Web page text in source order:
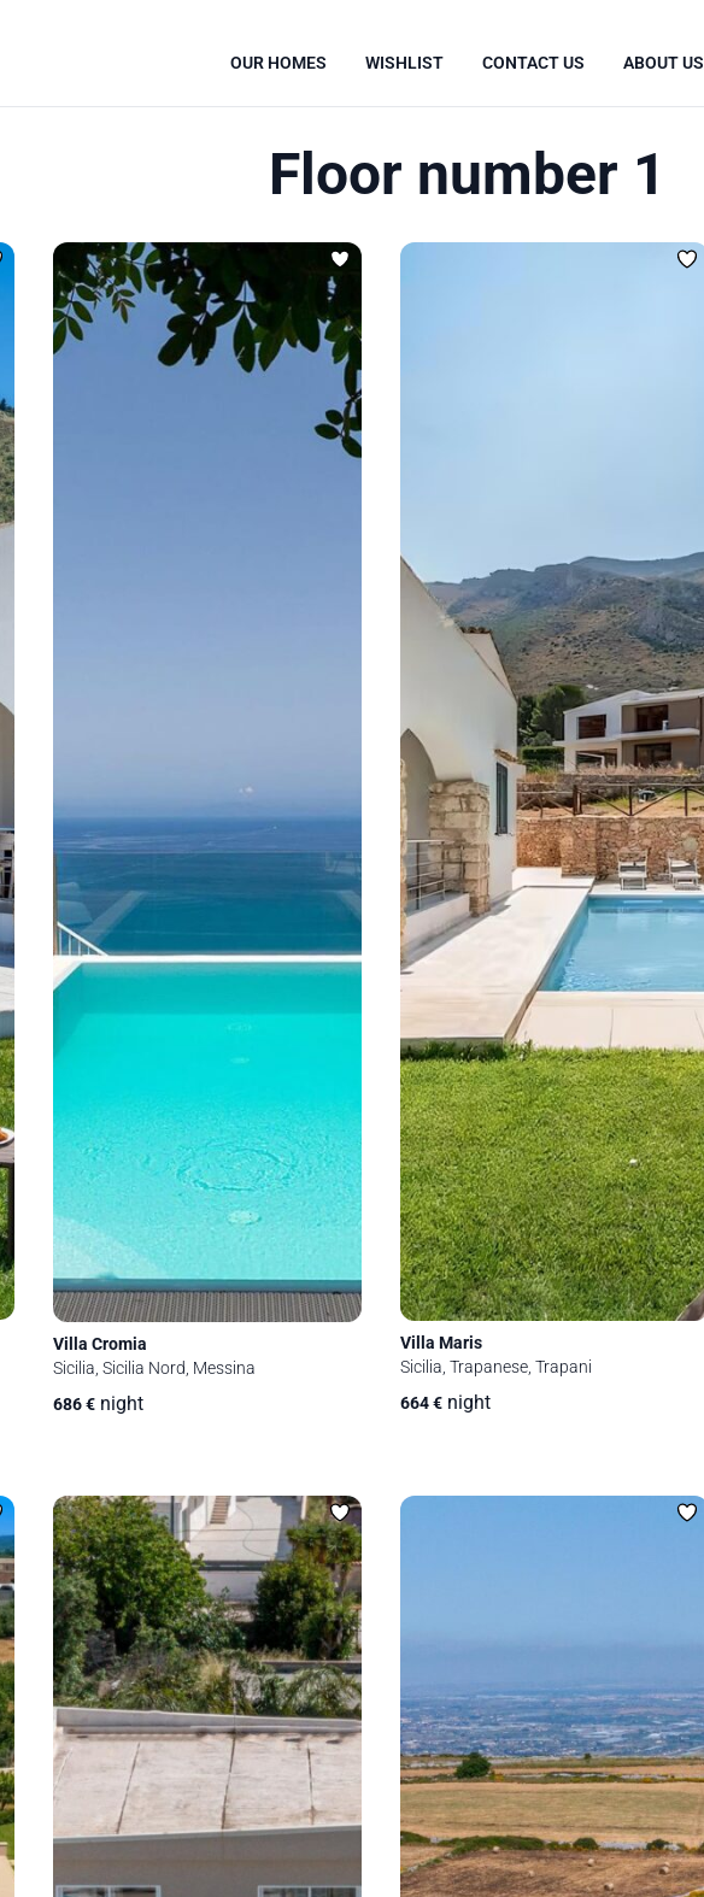
OUR HOMES WISHLIST CONTACT US ABOUT US
Floor number 1
Villa Cromia
Sicilia, Sicilia Nord, Messina
686€ night
Villa Maris
Sicilia, Trapanese, Trapani
664€ night